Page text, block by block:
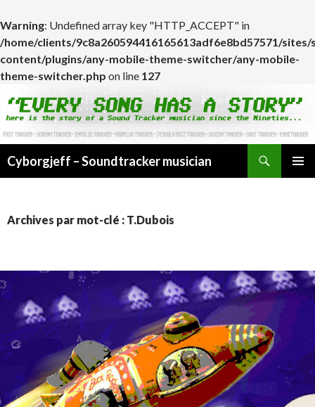
Warning: Undefined array key "HTTP_ACCEPT" in
/home/clients/9c8a260594416165613adf6e8bd57571/
content/plugins/any-mobile-theme-switcher/any-mobile-
theme-switcher.php on line 127
Cyborgjeff – Soundtracker musician
Archives par mot-clé : T.Dubois